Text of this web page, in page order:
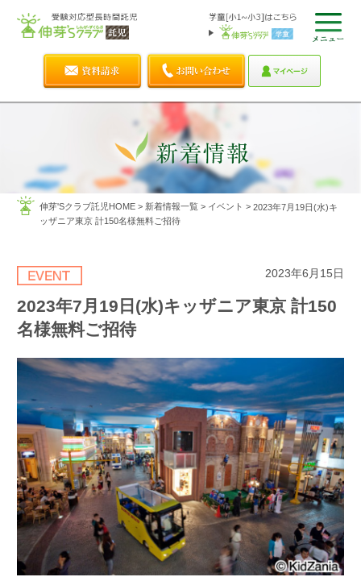
伸芽'Sクラブ託児HOME> 新着情報一覧> イベント > 2023年7月19日(水)キ
ッザニア東京 計150名様無料ご招待
2023年6月15日
2023年7月19日(水)キッザニア東京 計150
名様無料ご招待